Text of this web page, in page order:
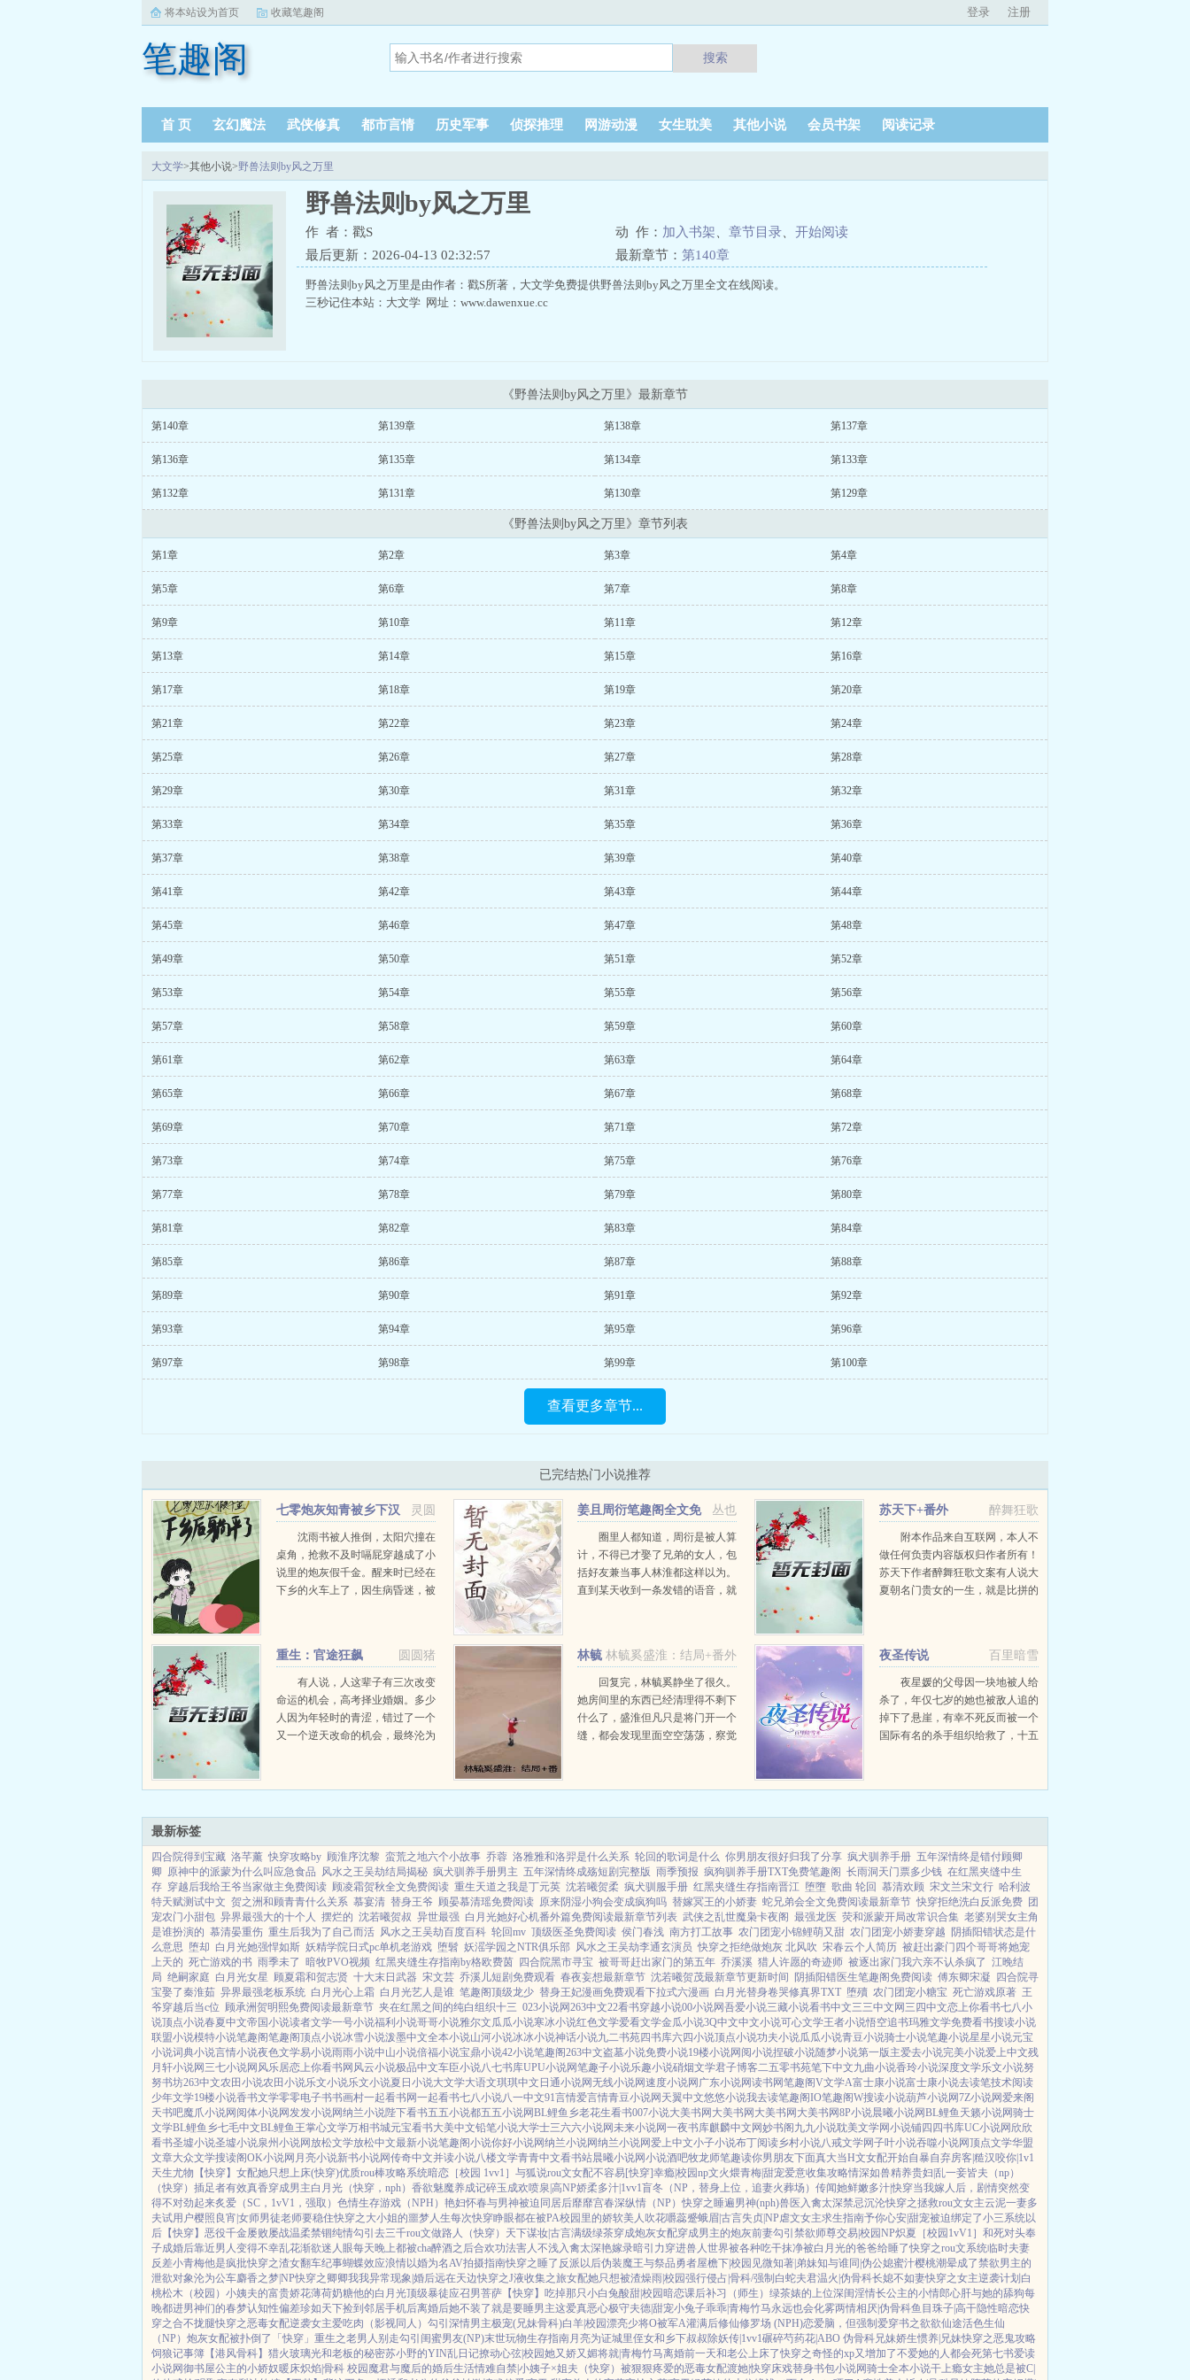
将本站设为首页 收藏笔趣阁 登录 注册
笔趣阁 搜索
首 页 玄幻魔法 武侠修真 都市言情 历史军事 侦探推理 网游动漫 女生耽美 其他小说 会员书架 阅读记录
大文学>其他小说>野兽法则by风之万里
野兽法则by风之万里
作 者：戳S 动 作： 加入书架 章节目录
开始阅读
最后更新：2026-04-13 02:32:57
最新章节： 第140章
野兽法则by风之万里是由作者：戳S所著，大文学免费提供野兽法则by风之万里全文在线阅读。
三秒记住本站：大文学 网址：www.dawenxue.cc
《野兽法则by风之万里》最新章节
第140章 第139章 第138章 第137章
第136章 第135章 第134章 第133章
第132章 第131章 第130章 第129章
《野兽法则by风之万里》章节列表
第1章 第2章 第3章 第4章
第5章 第6章 第7章 第8章
第9章 第10章 第11章 第12章
第13章 第14章 第15章 第16章
第17章 第18章 第19章 第20章
第21章 第22章 第23章 第24章
第25章 第26章 第27章 第28章
第29章 第30章 第31章 第32章
第33章 第34章 第35章 第36章
第37章 第38章 第39章 第40章
第41章 第42章 第43章 第44章
第45章 第46章 第47章 第48章
第49章 第50章 第51章 第52章
第53章 第54章 第55章 第56章
第57章 第58章 第59章 第60章
第61章 第62章 第63章 第64章
第65章 第66章 第67章 第68章
第69章 第70章 第71章 第72章
第73章 第74章 第75章 第76章
第77章 第78章 第79章 第80章
第81章 第82章 第83章 第84章
第85章 第86章 第87章 第88章
第89章 第90章 第91章 第92章
第93章 第94章 第95章 第96章
第97章 第98章 第99章 第100章
查看更多章节...
已完结热门小说推荐
灵圆
七零炮灰知青被乡下汉
子缠上了
沈雨书被人推倒，太阳穴撞在
桌角，抢救不及时嗝屁穿越成了小
说里的炮灰假千金。醒来时已经在
下乡的火车上了，因生病昏迷，被
秘空间。叮绑定宿主，...
丛也
姜且周衍笔趣阁全文免
费阅读圈里人都知道，周衍是被人算
计，不得已才娶了兄弟的女人，包
括好友兼当事人林淮都这样以为。
直到某天收到一条发错的语音，就
却是我日夜所盼...
醉舞狂歌
苏天下+番外
附本作品来自互联网，本人不
做任何负责内容版权归作者所有！
苏天下作者醉舞狂歌文案有人说大
夏朝名门贵女的一生，就是比拼的
害的...
圆圆猪
重生：官途狂飙
有人说，人这辈子有三次改变
命运的机会，高考择业婚姻。多少
人因为年轻时的青涩，错过了一个
又一个逆天改命的机会，最终沦为
会如何选择？身负血海深仇的秦朗
林毓奚盛淮：结局+番外
林毓
奚盛淮回复完，林毓奚静坐了很久。
她房间里的东西已经清理得不剩下
什么了，盛淮但凡只是将门开一个
缝，都会发现里面空空荡荡，察觉
百里暗雪
夜圣传说
夜星媛的父母因一块地被人给
杀了，年仅七岁的她也被敌人追的
掉下了悬崖，有幸不死反而被一个
国际有名的杀手组织给救了，十五
报了仇的她并没有多开心，因为不
最新标签
四合院得到宝藏 洛芊薰 快穿攻略by 顾淮序沈黎 蛮荒之地六个小故事 乔蓉 洛雅雅和洛羿是什么关系 轮回的歌词是什么 你男朋友很好归我了分享 疯犬驯养手册 五年深情终是错付顾卿
卿 原神中的派蒙为什么叫应急食品 风水之王吴劫结局揭秘 疯犬驯养手册男主 五年深情终成殇短剧完整版 雨季预报 疯狗驯养手册TXT免费笔趣阁 长雨洞天门票多少钱 在红黑夹缝中生
存 穿越后我给王爷当家做主免费阅读 顾凌霜贺秋全文免费阅读 重生天道之我是丁元英 沈若曦贺柔 疯犬驯服手册 红黑夹缝生存指南晋江 堕墮 歌曲 轮回 慕清欢顾 宋文兰宋文行 哈利波
特天赋测试中文 贺之洲和顾青青什么关系 慕宴清 替身王爷 顾晏慕清瑶免费阅读 原来阴湿小狗会变成疯狗吗 替嫁冥王的小娇妻 蛇兄弟会全文免费阅读最新章节 快穿拒绝洗白反派免费 团
宠农门小甜包 异界最强大的十个人 摆烂的 沈若曦贺叔 异世最强 白月光她好心机番外篇免费阅读最新章节列表 武侠之乱世魔枭卡夜阁 最强龙医 荧和派蒙开局改常识合集 老婆别哭女主角
是谁扮演的 慕清晏重伤 重生后我为了自己而活 风水之王吴劫百度百科 轮回mv 顶级医圣免费阅读 侯门春浅 南方打工故事 农门团宠小锦鲤萌又甜 农门团宠小娇妻穿越
阴插阳错状态是什
么意思 堕却 白月光她强悍如斯 妖精学院日式pc单机老游戏 堕髫 妖滛学园之NTR俱乐部 风水之王吴劫李通玄演员 快穿之拒绝做炮灰 北风吹 宋春云个人简历 被赶出豪门四个哥哥将她宠
上天的 死亡游戏的书 雨季未了 暗牧PVO视频 红黑夹缝生存指南by格欧费茵 四合院黑市寻宝 被哥哥赶出家门的第五年 乔溪溪 猎人许愿的奇迹师 被逐出家门我六亲不认杀疯了 江晚结
局 绝嗣家庭 白月光女星 顾夏霜和贺志贤 十大末日武器 宋文芸 乔溪儿短剧免费观看 春夜妄想最新章节 沈若曦贺茂最新章节更新时间 阴插阳错医生笔趣阁免费阅读 傅东卿宋凝
四合院寻
宝娶了秦淮茹 异界最强老板系统 白月光心上霜 白月光艺人是谁 笔趣阁顶级龙少 替身王妃漫画免费观看下拉式六漫画 白月光替身卷哭修真界TXT 堕殰 农门团宠小糖宝 死亡游戏原著 王
爷穿越后当c位 顾承洲贺明熙免费阅读最新章节 夹在红黑之间的纯白组织十三 023小说网263中文22看书穿越小说00小说网吾爱小说三藏小说看书中文三三中文网 三四中文恋上你看书七八小
说顶点小说春夏中文帝国小说读者文学一号小说福利小说哥哥小说雅尔文瓜瓜小说寒冰小说红色文学爱看文学金瓜小说3Q中文中文小说可心文学王者小说悟空追书玛雅文学免费看书搜读小说
联盟小说模特小说笔趣阁笔趣阁顶点小说冰雪小说泼墨中文全本小说山河小说冰冰小说神话小说九二书苑四书库六四小说顶点小说功夫小说瓜瓜小说青豆小说骑士小说笔趣小说星星小说元宝
小说词典小说言情小说夜色文学易小说雨雨小说中山小说倍福小说宝鼎小说42小说笔趣阁263中文盗墓小说免费小说19楼小说网阅小说捏破小说随梦小说第一版主爱去小说完美小说爱上中文残
月轩小说网 三七小说网 风乐居恋上你看书网 风云小说极品中文车臣小说八七书库UPU小说网笔趣子小说乐趣小说硝烟文学君子博客二五零书苑笔下中文九曲小说香玲小说深度文学乐文小说努
努书坊263中文农田小说农田小说乐文小说乐文小说夏日小说大文学大语文琪琪中文 日通小说网无线小说网速度小说网 广东小说网读书网笔趣阁V文学A富士康小说富士康小说去读笔技术阅读
少年文学19楼小说香书文学零零电子书书画村一起看书网一起看书七八小说八一中文91言情爱言情青豆小说网 天翼中文悠悠小说我去读笔趣阁IO笔趣阁W搜读小说葫芦小说网7Z小说网爱来阁
天书吧魔爪小说网 阅体小说网发发小说网纳兰小说陛下看书五五小说都五五小说网BL鲤鱼乡老花生看书007小说大美书网 大美书网 大美书网 大美书网8P小说晨曦小说网BL鲤鱼 天籁小说网骑士
文学BL鲤鱼乡七毛中文BL鲤鱼王掌心文学万相书城元宝看书大美中文铅笔小说大学士三六六小说网未来小说网一夜书库麒麟中文网妙书阁 九九小说耽美文学网小说铺四四书库UC小说网 欣欣
看书圣墟小说圣墟小说泉州小说网放松文学放松中文最新小说笔趣阁小说你好小说网纳兰小说网纳兰小说网爱上中文小子小说布丁阅读乡村小说八戒文学网子叶小说吞噬小说网顶点文学华盟
文章大众文学搜读阁OK小说网 月亮小说新书小说网传奇中文并读小说八楼文学青青中文看书站晨曦小说网小说酒吧牧龙师笔趣读你男朋友下面真大当H文女配开始自暴自弃房客|糙汉咬你|1v1
天生尤物【快穿】 女配她只想上床(快穿)优质rou棒攻略系统暗恋［校园 1vv1］ 与狐说rou文女配不容易[快穿]幸瘾|校园np文火煨青梅|甜宠爱意收集攻略情深如兽精养贵妇|乱一妾皆夫（np）
（快穿）插足者有效真香穿成男主白月光（快穿，nph） 香欲魅魔养成记碎玉成欢喷泉|高NP娇柔多汁|1vv1盲冬（NP，替身上位，追妻火葬场） 传闻她鲜嫩多汁|快穿当我嫁人后，剧情突然变
得不对劲起来炙爱（SC，1vV1，强取） 色情生存游戏（NPH） 艳妇怀春与男神被迫同居后靡靡宫春深纵情（NP）快穿之睡遍男神(nph)兽医 入禽太深禁忌沉沦快穿之拯救rou文女主云泥一妻多
夫试用户樱照良宵|女师男徒老师要稳住快穿之大小姐的噩梦人生每次快穿睁眼都在被PA校园里的娇软美人 吹花嚼蕊蹙蛾眉|古言失贞|NP虐文女主求生指南予你心安|甜宠被迫绑定了小三系统以
后【快穿】 恶役千金屡败屡战温柔禁锢纯情勾引 去三千rou文做路人（快穿） 天下谋妆|古言满级绿茶穿成炮灰女配穿成男主的炮灰前妻勾引禁欲师尊交易|校园NP炽夏［校园1vV1］ 和死对头奉
子成婚后靠近男人变得不幸乱花渐欲迷人眼每天晚上都被cha醉酒之后合欢功法害人不浅入禽太深艳嫁录暗引力穿进兽人世界被各种吃干抹净被白月光的爸爸给睡了快穿之rou文系统临时夫妻
反差小青梅他是疯批快穿之渣女翻车纪事蝴蝶效应浪情以婚为名AV拍摄指南快穿之睡了反派以后伪装魔王与祭品勇者屋檐下|校园 见微知著|弟妹知与谁同|伪公媳蜜汁樱桃潮晕成了禁欲男主的
泄欲对象沦为公车麝香之梦|NP快穿之卿卿我我异常现象|婚后远在天边快穿之J液收集之旅女配她只想被渣燥雨|校园强行侵占|骨科/强制 白蛇夫君温火|伪骨科长媳不如妻快穿之女主逆袭计划 白
桃松木（校园） 小姨夫的富贵娇花薄荷奶糖他的白月光顶级暴徒应召男菩萨 【快穿】吃掉那只小白兔酸甜|校园暗恋课后补习（师生） 绿茶婊的上位深闺淫情长公主的小情郎心肝与她的舔狗每
晚都进男神们的春梦认知性偏差珍如天下捡到邻居手机后离婚后她不装了就是要睡男主这爱真恶心极守夫德|甜宠小兔子乖乖|青梅竹马永远也会化雾两情相厌|伪骨科鱼目珠子|高干隐性暗恋快
穿之合不拢腿快穿之恶毒女配逆袭女主爱吃肉 （影视同人）勾引深情男主极宠(兄妹骨科)白羊|校园漂亮少将O被军A灌满后修仙修罗场 (NPH)恋爱脑，但强制爱穿书之欲欲仙途活色生仙
（NP） 炮灰女配被扑倒了「快穿」 重生之老男人别走勾引闺蜜男友(NP)末世玩物生存指南月亮为证城里侄女和乡下叔叔除妖传|1vv1碾碎芍药花|ABO 伪骨科兄妹娇生惯养|兄妹快穿之恶鬼攻略
饲狼记事簿 【港风骨科】猎火玻璃光和老板的秘密苏小野的YIN乱日记撩动心弦|校园她又娇又媚将就|青梅竹马离婚前一天和老公上床了快穿之奇怪的xp又增加了不爱她的人都会死第七书爱读
小说网御书屋公主的小娇奴暖床炽焰|骨科 校园 魔君与魔后的婚后生活情难自禁|小姨子×姐夫 （快穿）被狠狠疼爱的恶毒女配渡她|快穿床戏替身书包小说网骑士全本小说干上瘾女主她总是被C|